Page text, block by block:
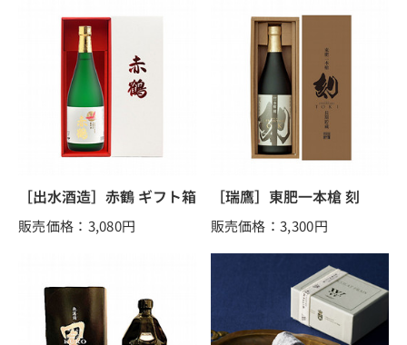
［出水酒造］赤鶴 ギフト箱
販売価格：3,080円
［瑞鷹］東肥一本槍 刻
販売価格：3,300円